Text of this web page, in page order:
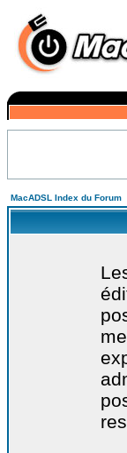
MacADSL Index du Forum